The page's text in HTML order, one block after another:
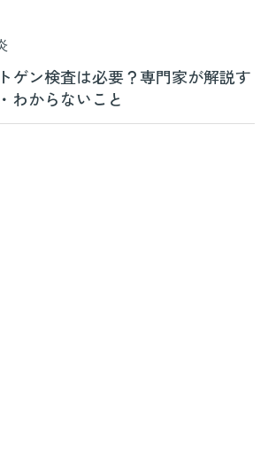
ゲン検査は必要？専門家が解説す
わからないこと